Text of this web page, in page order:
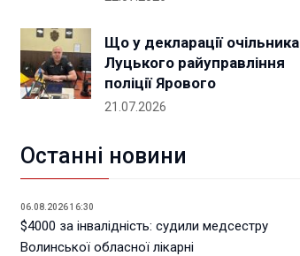
Що у декларації очільника
Луцького райуправління
поліції Ярового
21.07.2026
Останні новини
06.08.2026 16:30
$4000 за інвалідність: судили медсестру
Волинської обласної лікарні